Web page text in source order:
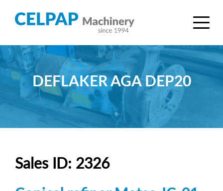
DEFLAKER AGA DEP20
Sales ID: 2326